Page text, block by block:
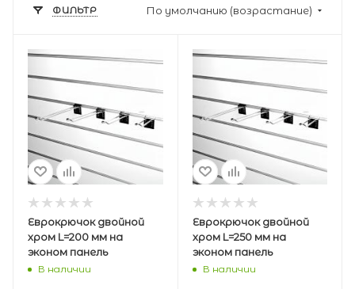
ФИЛЬТР По умолчанию (возрастание)
Еврокрючок двойной
хром L=200 мм на
эконом панель
В наличии
Еврокрючок двойной
хром L=250 мм на
эконом панель
В наличии